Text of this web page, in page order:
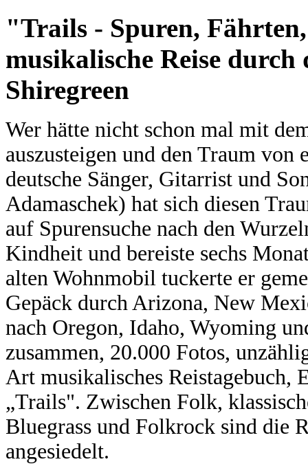
"Trails - Spuren,
musikalische Reise durch
Shiregreen
Wer hätte nicht schon mal mit
auszusteigen und den Traum
deutsche Sänger, Gitarrist und
Adamaschek) hat sich diesen
auf Spurensuche nach den
Kindheit und bereiste sechs
alten Wohnmobil tuckerte er
Gepäck durch Arizona, New
nach Oregon, Idaho, Wyoming
zusammen, 20.000 Fotos,
Art musikalisches
„Trails". Zwischen Folk,
Bluegrass und Folkrock sind die
angesiedelt.